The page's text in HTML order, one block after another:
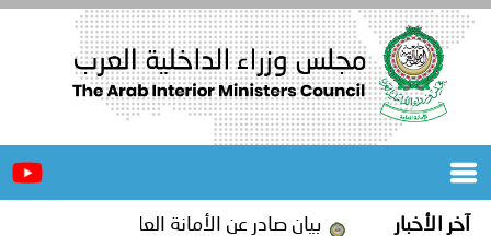
الرئيسية
آخر الأخباربيان صادر عن الأمانة العامة لمجلس وزراء الداخلية